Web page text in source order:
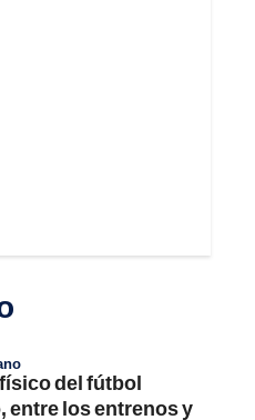
del fútbol
entre los entrenos y